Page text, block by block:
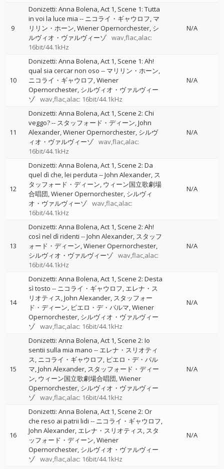
9
Donizetti: Anna Bolena, Act 1, Scene 1: Tutta
in voi la luce mia -- ニコライ・ギャウロフ マ
リリン・ホーン Wiener Opernorchester シ
ルヴィオ・ヴァルヴィーゾ wav,flac,alac:
16bit/44.1kHz
N/A
10
Donizetti: Anna Bolena, Act 1, Scene 1: Ah!
qual sia cercar non oso -- マリリン・ホーン
ニコライ・ギャウロフ Wiener
Opernorchester シルヴィオ・ヴァルヴィー
ゾ wav,flac,alac: 16bit/44.1kHz
N/A
11
Donizetti: Anna Bolena, Act 1, Scene 2: Chi
veggo?-- スタッフォード・ディーン John
Alexander Wiener Opernorchester シルヴ
ィオ・ヴァルヴィーゾ wav,flac,alac:
16bit/44.1kHz
N/A
12
Donizetti: Anna Bolena, Act 1, Scene 2: Da
quel dì che, lei perduta --John Alexander ス
タッフォード・ディーン ウィーン国立歌劇場
合唱団 Wiener Opernorchester シルヴィ
オ・ヴァルヴィーゾ wav,flac,alac:
16bit/44.1kHz
N/A
13
Donizetti: Anna Bolena, Act 1, Scene 2: Ah!
così nel dì ridenti --John Alexander スタッフ
ォード・ディーン Wiener Opernorchester
シルヴィオ・ヴァルヴィーゾ wav,flac,alac:
16bit/44.1kHz
N/A
14
Donizetti: Anna Bolena, Act 1, Scene 2: Desta
sì tosto -- ニコライ・ギャウロフ エレナ・ス
リオティス John Alexander スタッフォー
ド・ディーン ピエロ・デ・パルマ Wiener
Opernorchester シルヴィオ・ヴァルヴィー
ゾ wav,flac,alac: 16bit/44.1kHz
N/A
15
Donizetti: Anna Bolena, Act 1, Scene 2: Io
sentii sulla mia mano -- エレナ・スリオティ
ス ニコライ・ギャウロフ ピエロ・デ・パル
マ John Alexander スタッフォード・ディー
ン ウィーン国立歌劇場合唱団 Wiener
Opernorchester シルヴィオ・ヴァルヴィー
ゾ wav,flac,alac: 16bit/44.1kHz
N/A
16
Donizetti: Anna Bolena, Act 1, Scene 2: Or
che reso ai patrii lidi -- ニコライ・ギャウロフ
John Alexander エレナ・スリオティス スタ
ッフォード・ディーン Wiener
Opernorchester シルヴィオ・ヴァルヴィー
ゾ wav,flac,alac: 16bit/44.1kHz
N/A